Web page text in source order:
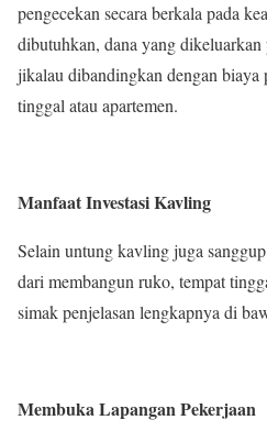
pengecekan secara berkala pada
dibutuhkan, dana yang
jikalau dibandingkan dengan biaya
tinggal atau apartemen.
Manfaat Investasi Kavling
Selain untung kavling juga
dari membangun ruko, tempat
simak penjelasan lengkapnya di
Membuka Lapangan Pekerjaan